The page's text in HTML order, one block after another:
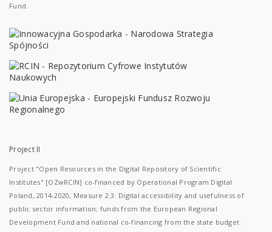
Fund.
Project II
Project "Open Resources in the Digital Repository of Scientific
Institutes" [OZwRCIN] co-financed by Operational Program Digital
Poland, 2014-2020, Measure 2.3: Digital accessibility and usefulness of
public sector information; funds from the European Regional
Development Fund and national co-financing from the state budget.